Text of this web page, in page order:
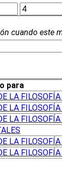
cuando este
para
LA
LA
LA
LA
LA